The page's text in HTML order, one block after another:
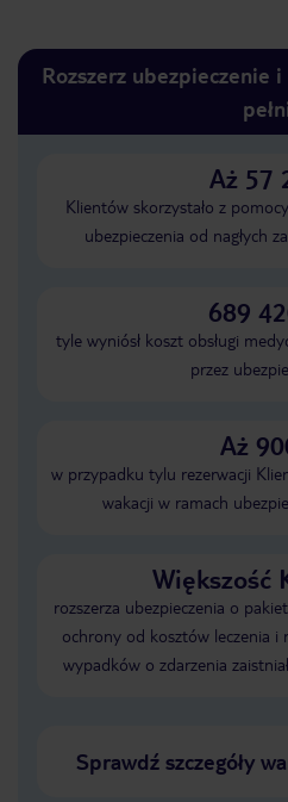
Rozszerz ubezpieczenie
Aż 57
Klientów skorzystało z
ubezpieczenia od nagłych
689
tyle wyniósł koszt obsługi
przez
Aż
w przypadku tylu rezerwacji
wakacji w ramach
Większość
rozszerza ubezpieczenia o
ochrony od kosztów leczenia i
wypadków o zdarzenia
Sprawdź szczegóły